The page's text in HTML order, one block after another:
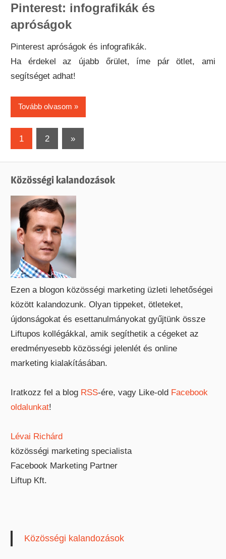
Pinterest: infografikák és
apróságok
Pinterest apróságok és infografikák.
Ha érdekel az újabb őrület, íme pár ötlet, ami
segítséget adhat!
Tovább olvasom
Bejegyzések
1 2
Next
»
Közösségi kalandozások
Ezen a blogon közösségi marketing üzleti lehetőségei
között kalandozunk. Olyan tippeket, ötleteket,
újdonságokat és esettanulmányokat gyűjtünk össze
Liftupos kollégákkal, amik segíthetik a cégeket az
eredményesebb közösségi jelenlét és online
marketing kialakításában.
Iratkozz fel a blog RSS-ére, vagy Like-old Facebook
oldalunkat!
Lévai Richárd
közösségi marketing specialista
Facebook Marketing Partner
Liftup Kft.
Közösségi kalandozások